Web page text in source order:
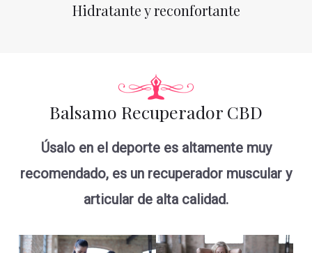
Hidratante y reconfortante
Balsamo Recuperador CBD
Úsalo en el deporte es altamente muy
recomendado, es un recuperador muscular y
articular de alta calidad.